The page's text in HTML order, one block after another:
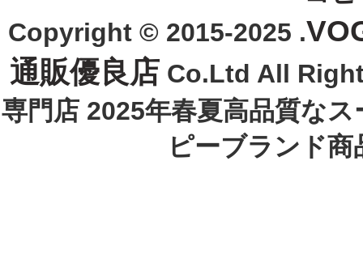
Copyright © 2015-2025 .
通販優良店 Co.Ltd All
専門店 2025年春夏高品質な
ピーブランド